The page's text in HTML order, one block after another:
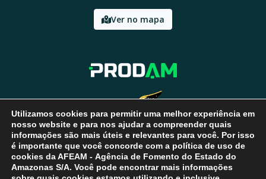
Ver no mapa
Utilizamos cookies para permitir uma melhor experiência em
nosso website e para nos ajudar a compreender quais
informações são mais úteis e relevantes para você. Por isso
é importante que você concorde com a política de uso de
cookies da AFEAM - Agência de Fomento do Estado do
Amazonas S/A. Você pode encontrar mais informações